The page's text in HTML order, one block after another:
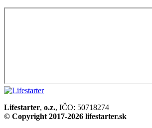
Lifestarter, o.z., IČO: 50718274
© Copyright 2017-2026 lifestarter.sk